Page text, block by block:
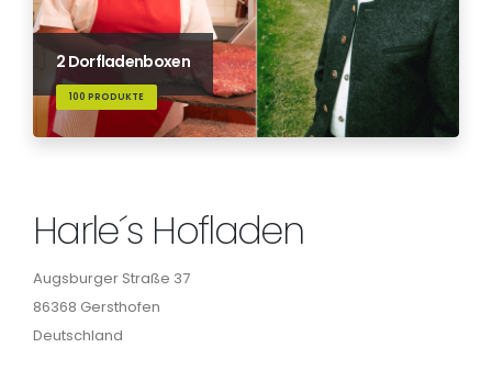
2 Dorfladenboxen
100 PRODUKTE
Harle´s Hofladen
Augsburger Straße 37
86368 Gersthofen
Deutschland